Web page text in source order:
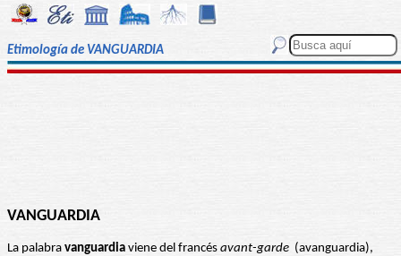
Etimología de VANGUARDIA
VANGUARDIA
La palabra vanguardia viene del francés avant-garde (avanguardia),